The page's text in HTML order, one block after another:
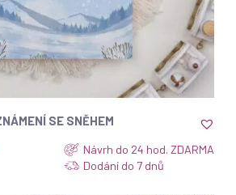
ZOBRAZIT
SE SNĚHEM
Návrh do 24 hod. ZDARMA
Dodání do 7 dnů